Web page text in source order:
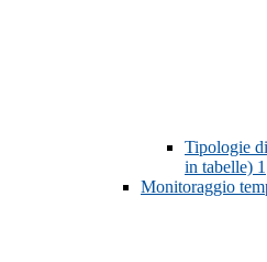
Tipologie
in tabelle) 1
Monitoraggio